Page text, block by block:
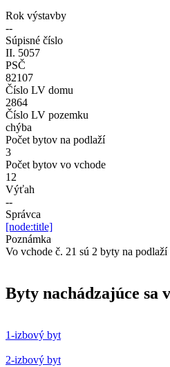
Rok výstavby
--
Súpisné číslo
II. 5057
PSČ
82107
Číslo LV domu
2864
Číslo LV pozemku
chýba
Počet bytov na podlaží
3
Počet bytov vo vchode
12
Výťah
--
Správca
[node:title]
Poznámka
Vo vchode č. 21 sú 2 byty na
Byty nachádzajúce sa
1-izbový byt
2-izbový byt